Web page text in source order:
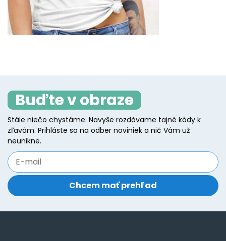
Buďte v obraze
Stále niečo chystáme. Navyše rozdávame tajné kódy k
zľavám. Prihláste sa na odber noviniek a nič Vám už
neunikne.